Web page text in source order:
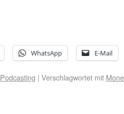
WhatsApp E-Mail
Podcasting | Verschlagwortet mit